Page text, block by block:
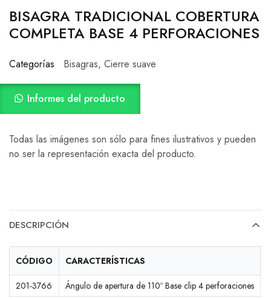
BISAGRA TRADICIONAL COBERTURA
COMPLETA BASE 4 PERFORACIONES
Categorías Bisagras, Cierre suave
Informes del producto
Todas las imágenes son sólo para fines ilustrativos y pueden
no ser la representación exacta del producto.
DESCRIPCIÓN
CÓDIGO CARACTERÍSTICAS
201-3766 Ángulo de apertura de 110º Base clip 4 perforaciones